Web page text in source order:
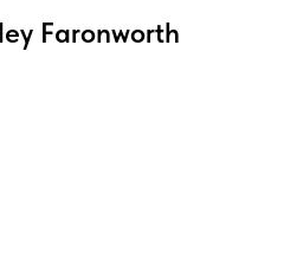
Faronworth